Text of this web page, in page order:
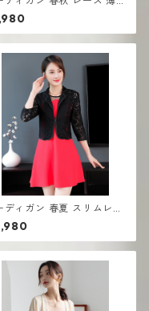
ールジャケット 長袖 ショ
ディガン 春夏 スリムレー
ョートジャケット スモー
ーツ